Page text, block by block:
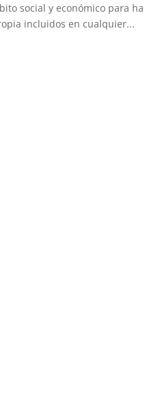
social y económico para
incluidos en cualquier...